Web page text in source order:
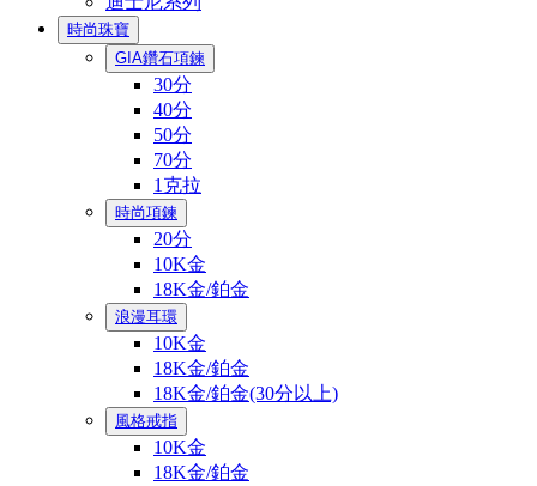
時尚珠寶
GIA鑽石項鍊
30分
40分
50分
70分
1克拉
時尚項鍊
20分
10K金
18K金/鉑金
浪漫耳環
10K金
18K金/鉑金
18K金/鉑金(30分以上)
風格戒指
10K金
18K金/鉑金